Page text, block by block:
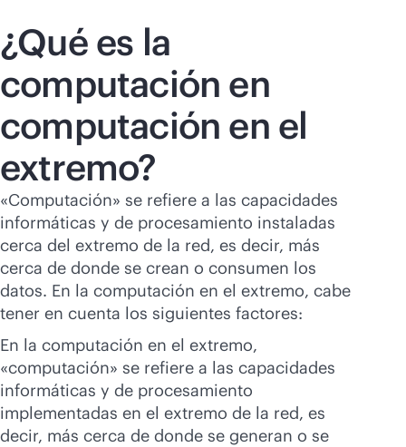
¿Qué es la
computación en
computación en el
extremo?
«Computación» se refiere a las capacidades
informáticas y de procesamiento instaladas
cerca del extremo de la red, es decir, más
cerca de donde se crean o consumen los
datos. En la computación en el extremo, cabe
tener en cuenta los siguientes factores:
En la computación en el extremo,
«computación» se refiere a las capacidades
informáticas y de procesamiento
implementadas en el extremo de la red, es
decir, más cerca de donde se generan o se